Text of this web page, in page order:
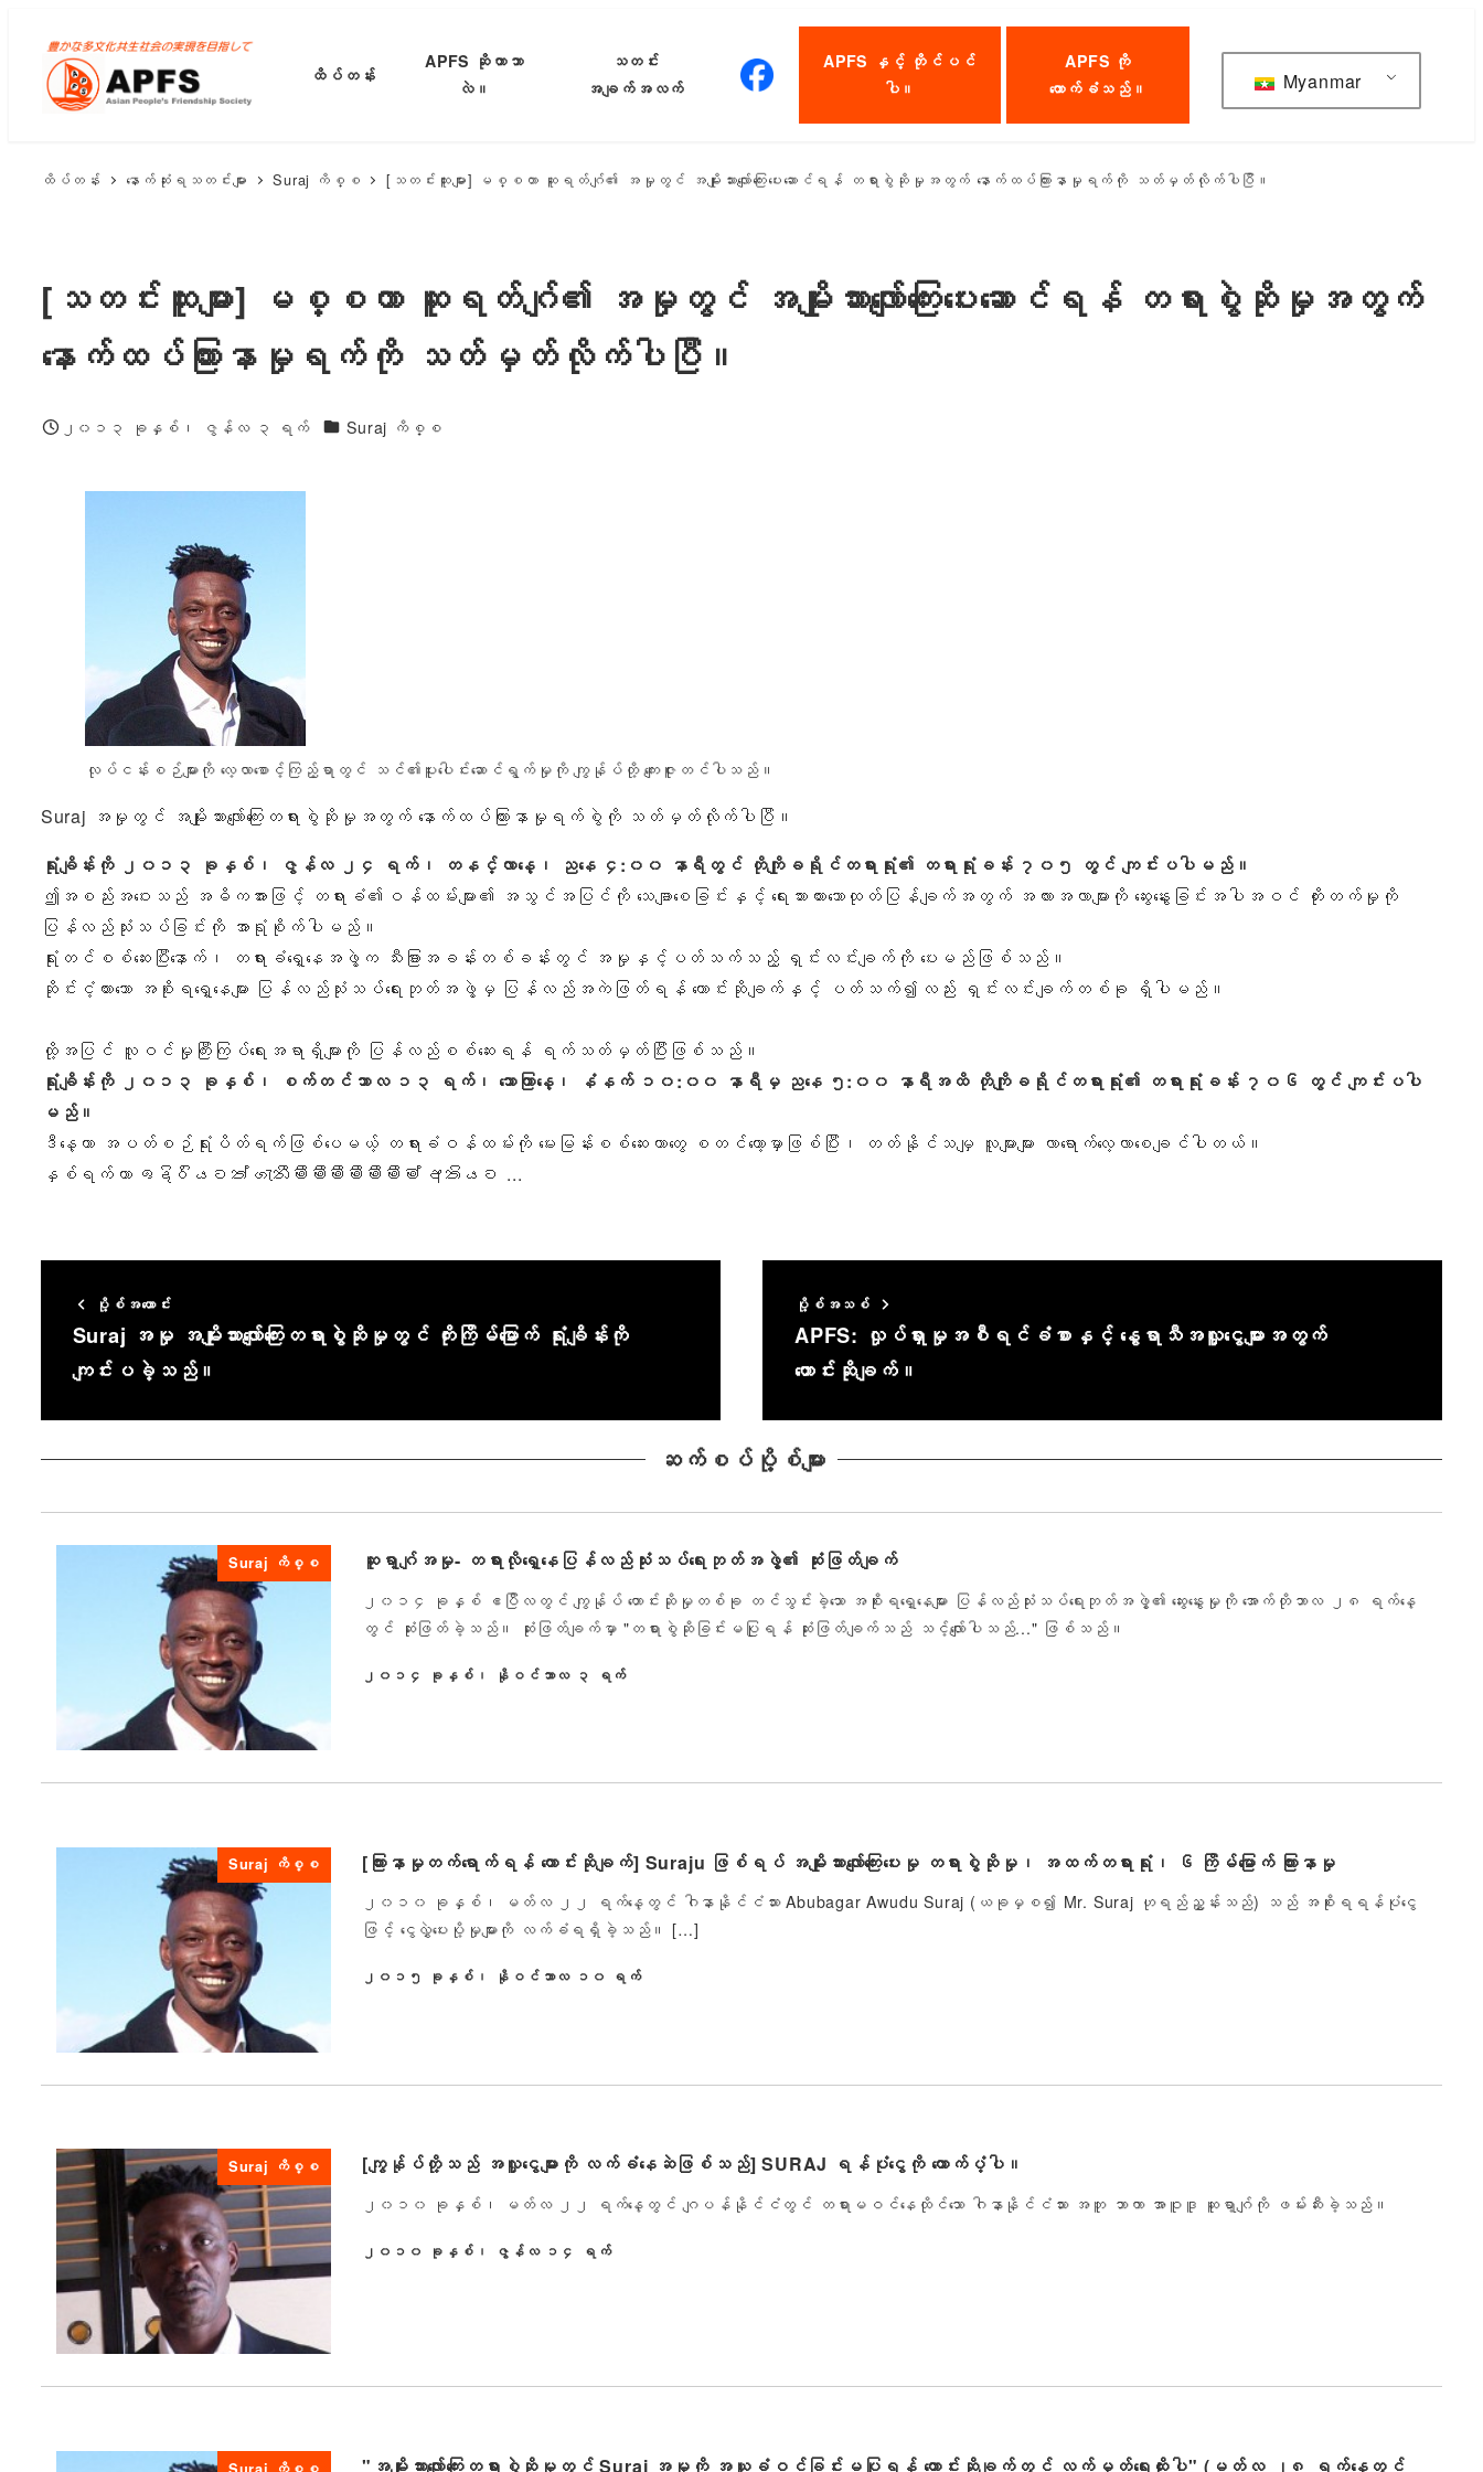
အကြောင်းအရာ
ထိပ်တန်း
APFS ဆိုတာဘာ
လဲ။
သတင်း
အချက်အလက်
APFS နှင့် တိုင်ပင်
ပါ။
APFS ကို
ထောက်ခံသည်။
Myanmar
ထိပ်တန်း နောက်ဆုံးရသတင်းများ Suraj ကိစ္စ [သတင်းထူးများ] မစ္စတာ ဆူရတ်ဂျ်၏ အမှုတွင် အမျိုးသားလျော်ကြေးပေးဆောင်ရန် တရားစွဲဆိုမှုအတွက် နောက်ထပ်ကြားနာမှုရက်ကို သတ်မှတ်လိုက်ပါပြီ။
[သတင်းထူးများ] မစ္စတာ ဆူရတ်ဂျ်၏ အမှုတွင် အမျိုးသားလျော်ကြေးပေးဆောင်ရန် တရားစွဲဆိုမှုအတွက်
နောက်ထပ်ကြားနာမှုရက်ကို သတ်မှတ်လိုက်ပါပြီ။
ထုတ်ဝေခဲ့သည်။
၂၀၁၃ ခုနှစ်၊ ဇွန်လ ၃ ရက် ကဏ္ဍများ
Suraj ကိစ္စ
လုပ်ငန်းစဉ်များကို လေ့လာစောင့်ကြည့်ရာတွင် သင်၏ပူးပေါင်းဆောင်ရွက်မှုကို ကျွန်ုပ်တို့ ကျေးဇူးတင်ပါသည်။
Suraj အမှုတွင် အမျိုးသားလျော်ကြေးတရားစွဲဆိုမှုအတွက် နောက်ထပ်ကြားနာမှုရက်စွဲကို သတ်မှတ်လိုက်ပါပြီ။
ရုံးချိန်းကို ၂၀၁၃ ခုနှစ်၊ ဇွန်လ ၂၄ ရက်၊ တနင်္လာနေ့၊ ညနေ ၄:၀၀ နာရီတွင် တိုကျိုခရိုင်တရားရုံး၏ တရားရုံးခန်း ၇၀၅ တွင် ကျင်းပပါမည်။
ဤအစည်းအဝေးသည် အဓိကအားဖြင့် တရားခံ၏ဝန်ထမ်းများ၏ အသွင်အပြင်ကို သေချာစေခြင်းနှင့် ရေးသားထားသောထုတ်ပြန်ချက်အတွက် အလားအလာများကို ဆွေးနွေးခြင်းအပါအဝင် တိုးတက်မှုကို
ပြန်လည်သုံးသပ်ခြင်းကို အာရုံစိုက်ပါမည်။
ရုံးတင်စစ်ဆေးပြီးနောက်၊ တရားခံရှေ့နေအဖွဲ့က သီးခြားအခန်းတစ်ခန်းတွင် အမှုနှင့်ပတ်သက်သည့် ရှင်းလင်းချက်ကို ပေးမည်ဖြစ်သည်။
ဆိုင်းငံ့ထားသော အစိုးရရှေ့နေများ ပြန်လည်သုံးသပ်ရေးဘုတ်အဖွဲ့မှ ပြန်လည်အကဲဖြတ်ရန် တောင်းဆိုချက်နှင့် ပတ်သက်၍လည်း ရှင်းလင်းချက်တစ်ခု ရှိပါမည်။
ထို့အပြင် လူဝင်မှုကြီးကြပ်ရေးအရာရှိများကို ပြန်လည်စစ်ဆေးရန် ရက်သတ်မှတ်ပြီးဖြစ်သည်။
ရုံးချိန်းကို ၂၀၁၃ ခုနှစ်၊ စက်တင်ဘာလ ၁၃ ရက်၊ သောကြာနေ့၊ နံနက် ၁၀:၀၀ နာရီမှ ညနေ ၅:၀၀ နာရီအထိ တိုကျိုခရိုင်တရားရုံး၏ တရားရုံးခန်း ၇၀၆ တွင် ကျင်းပပါ
မည်။
ဒီနေ့ဟာ အပတ်စဉ်ရုံးပိတ်ရက်ဖြစ်ပေမယ့် တရားခံဝန်ထမ်းကို မေးမြန်းစစ်ဆေးတာတွေ စတင်တော့မှာဖြစ်ပြီး၊ တတ်နိုင်သမျှ လူများများ လာရောက်လေ့လာစေချင်ပါတယ်။
နှစ်ရက်တာ ඉදිරියටත් ගැනීමීමීමීමීමීමීම් අතියට ...
ပို့စ်အဟောင်း
Suraj အမှု အမျိုးသားလျော်ကြေးတရားစွဲဆိုမှုတွင် ကိုးကြိမ်မြောက် ရုံးချိန်းကို
ကျင်းပခဲ့သည်။
ပို့စ်အသစ်
APFS: လှုပ်ရှားမှုအစီရင်ခံစာနှင့် နွေရာသီအလှူငွေများအတွက်
တောင်းဆိုချက်။
ဆက်စပ်ပို့စ်များ
Suraj ကိစ္စ ဆူရာ့ဂျ်အမှု- တရားလိုရှေ့နေပြန်လည်သုံးသပ်ရေးဘုတ်အဖွဲ့၏ ဆုံးဖြတ်ချက်
၂၀၁၄ ခုနှစ် ဧပြီလတွင် ကျွန်ုပ် တောင်းဆိုမှုတစ်ခု တင်သွင်းခဲ့သော အစိုးရရှေ့နေများ ပြန်လည်သုံးသပ်ရေးဘုတ်အဖွဲ့၏ ဆွေးနွေးမှုကို အောက်တိုဘာလ ၂၈ ရက်နေ့
တွင် ဆုံးဖြတ်ခဲ့သည်။ ဆုံးဖြတ်ချက်မှာ "တရားစွဲဆိုခြင်းမပြုရန် ဆုံးဖြတ်ချက်သည် သင့်လျော်ပါသည်..." ဖြစ်သည်။
ထုတ်ဝေခဲ့သည်။
၂၀၁၄ ခုနှစ်၊ နိုဝင်ဘာလ ၃ ရက်
Suraj ကိစ္စ [ကြားနာမှုတက်ရောက်ရန် တောင်းဆိုချက်] Suraju ဖြစ်ရပ် အမျိုးသားလျော်ကြေးပေးမှု တရားစွဲဆိုမှု၊ အထက်တရားရုံး၊ ၆ ကြိမ်မြောက် ကြားနာမှု
၂၀၁၀ ခုနှစ်၊ မတ်လ ၂၂ ရက်နေ့တွင် ဂါနာနိုင်ငံသား Abubagar Awudu Suraj (ယခုမှစ၍ Mr. Suraj ဟုရည်ညွှန်းသည်) သည် အစိုးရရန်ပုံငွေ
ဖြင့် ငွေလွှဲပေးပို့မှုများကို လက်ခံရရှိခဲ့သည်။ […]
ထုတ်ဝေခဲ့သည်။
၂၀၁၅ ခုနှစ်၊ နိုဝင်ဘာလ ၁၀ ရက်
Suraj ကိစ္စ [ကျွန်ုပ်တို့သည် အလှူငွေများကို လက်ခံနေဆဲဖြစ်သည်] SURAJ ရန်ပုံငွေကို ထောက်ပံ့ပါ။
၂၀၁၀ ခုနှစ်၊ မတ်လ ၂၂ ရက်နေ့တွင် ဂျပန်နိုင်ငံတွင် တရားမဝင်နေထိုင်သော ဂါနာနိုင်ငံသား အဘူ ဘာကာ အာဝူဒူ ဆူရာ့ဂျ်ကို ဖမ်းဆီးခဲ့သည်။
ထုတ်ဝေခဲ့သည်။
၂၀၁၀ ခုနှစ်၊ ဇွန်လ ၁၄ ရက်
"အမျိုးသားလျော်ကြေးတရားစွဲဆိုမှုတွင် Suraj အမှုကို အယူခံဝင်ခြင်းမပြုရန် တောင်းဆိုချက်တွင် လက်မှတ်ရေးထိုးပါ" (မတ်လ ၂၈ ရက်နေ့တွင်